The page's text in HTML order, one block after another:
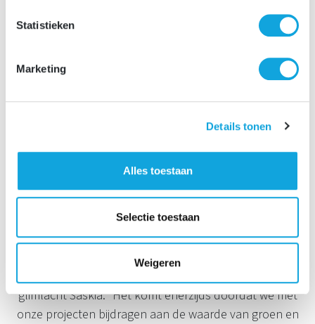
Statistieken
Marketing
Details tonen
Alles toestaan
Selectie toestaan
Weigeren
Positieve drive
glimlacht Saskia. “Het komt enerzijds doordat we met
onze projecten bijdragen aan de waarde van groen en